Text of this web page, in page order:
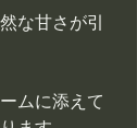
な甘さが引
ムに添えて